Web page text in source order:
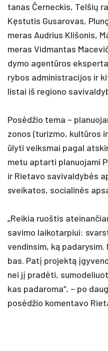
ta­nas Čer­nec­kis, Tel­šių
Kęstu­tis Gu­sa­ro­vas,
me­ras Aud­rius Kli­šo­nis,
me­ras Vid­man­tas
dy­mo agentū­ros
ry­bos ad­mi­nist­ra­ci­jos ir
lis­tai iš re­gio­no
Posėd­žio te­ma –
zo­nos (tu­riz­mo, kultū­ros
ūly­ti veiks­mai pa­gal
me­tu ap­tar­ti pla­nuo­ja­mi
ir Rie­ta­vo sa­vi­val­dybės
svei­ka­tos, so­cia­linės
„Rei­kia ruoš­tis
sa­vi­mo lai­ko­tar­piui:
ven­din­sim, ką
bas. Patį pro­jektą
nei jį pra­dėti,
kas pa­da­ro­ma“, – po
po­sėdžio ko­men­ta­vo